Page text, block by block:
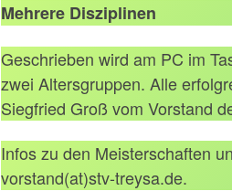
Mehrere Disziplinen
Geschrieben wird am PC im
zwei Altersgruppen. Alle
Siegfried Groß vom Vorstand
Infos zu den Meisterschaften
vorstand(at)stv-treysa.de.